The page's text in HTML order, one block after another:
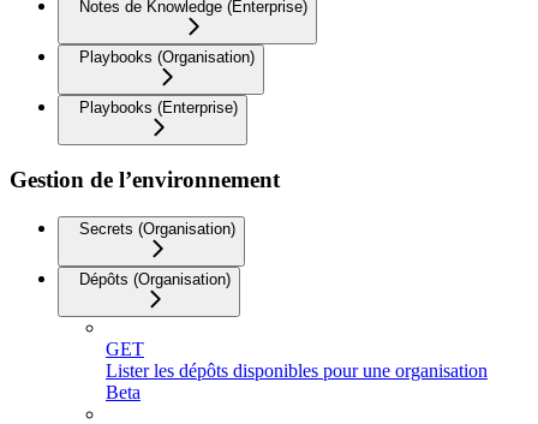
Notes de Knowledge (Enterprise)
Playbooks (Organisation)
Playbooks (Enterprise)
Gestion de l’environnement
Secrets (Organisation)
Dépôts (Organisation)
GET
Lister les dépôts disponibles pour une organisation
Beta